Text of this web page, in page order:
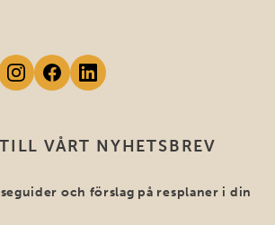
VÅRT NYHETSBREV
och förslag på resplaner i din